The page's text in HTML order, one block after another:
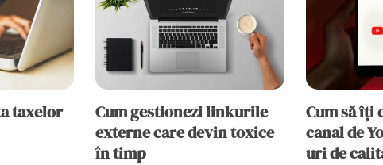
taxelor
Cum gestionezi linkurile
externe care devin toxice
în timp
Cum să
canal de
uri de